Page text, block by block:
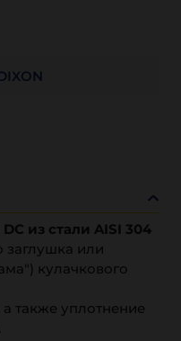
из стали AISI 304
заглушка или
кулачкового
также уплотнение